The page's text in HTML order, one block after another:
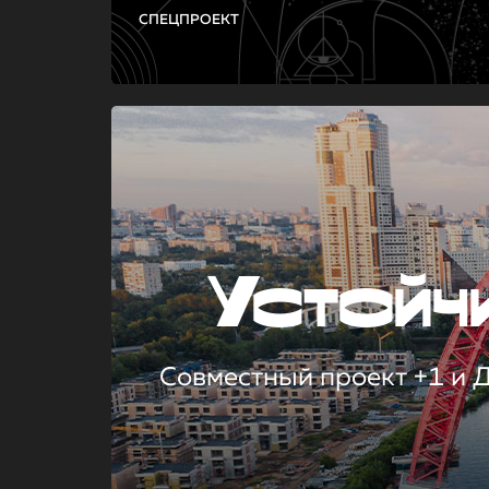
СПЕЦПРОЕКТ
Совместный проект +1 и